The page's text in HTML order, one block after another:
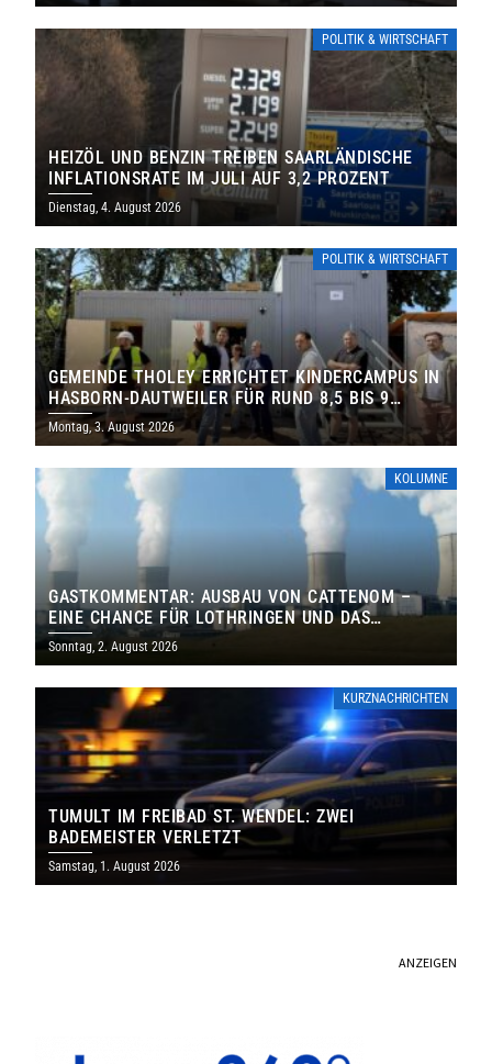
POLITIK & WIRTSCHAFT
HEIZÖL UND BENZIN TREIBEN SAARLÄNDISCHE
INFLATIONSRATE IM JULI AUF 3,2 PROZENT
Dienstag, 4. August 2026
POLITIK & WIRTSCHAFT
GEMEINDE THOLEY ERRICHTET KINDERCAMPUS IN
HASBORN-DAUTWEILER FÜR RUND 8,5 BIS 9
MILLIONEN EURO
Montag, 3. August 2026
KOLUMNE
GASTKOMMENTAR: AUSBAU VON CATTENOM –
EINE CHANCE FÜR LOTHRINGEN UND DAS
SAARLAND
Sonntag, 2. August 2026
KURZNACHRICHTEN
TUMULT IM FREIBAD ST. WENDEL: ZWEI
BADEMEISTER VERLETZT
Samstag, 1. August 2026
ANZEIGEN